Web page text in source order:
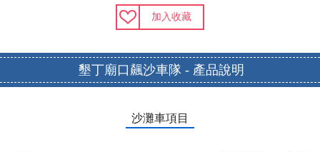
加入收藏
墾丁廟口飆沙車隊 - 產品說明
沙灘車項目